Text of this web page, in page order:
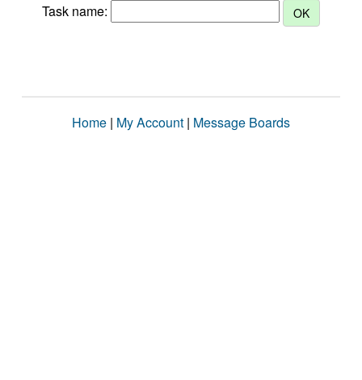
Task name:
Home | My Account | Message Boards